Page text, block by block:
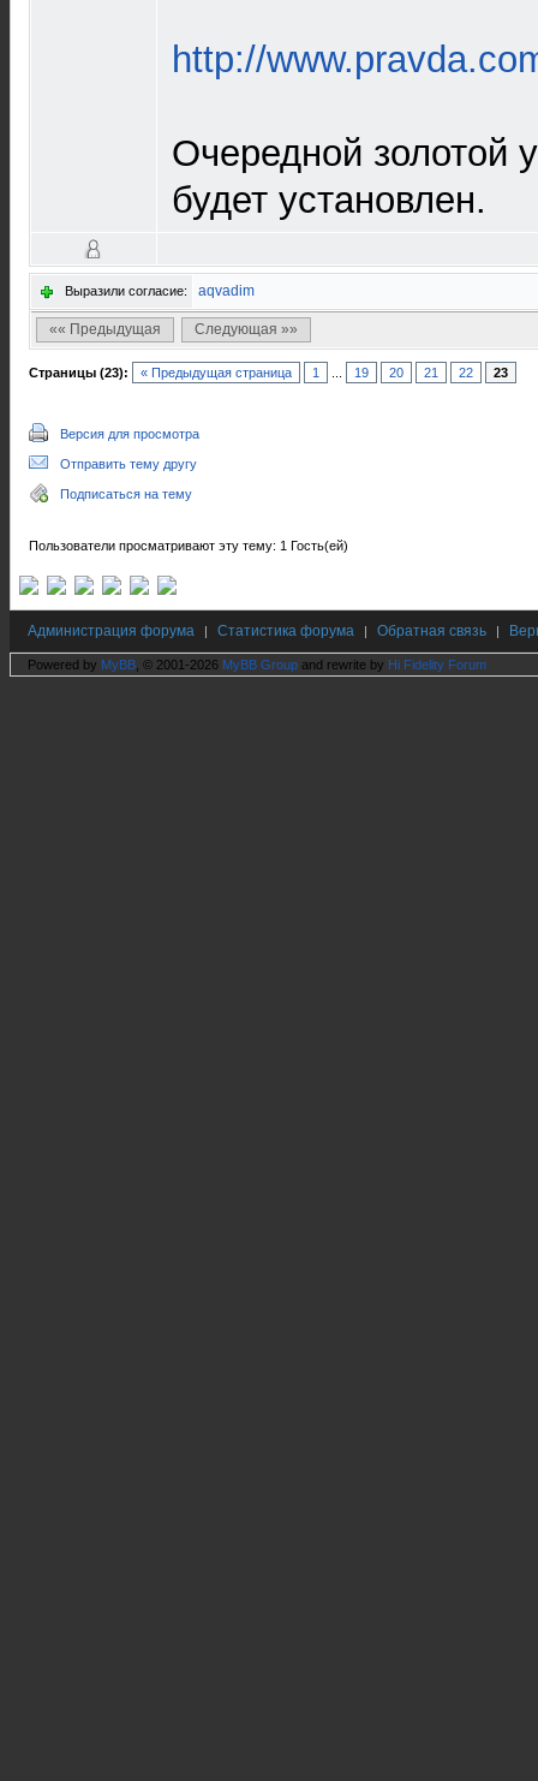
http://
Очередной золотой
будет установлен.
Выразили согласие: aqvadim
«« Предыдущая Следующая »»
Страницы (23): « Предыдущая страница 1 19 20 21 22 23
Версия для просмотра
Отправить тему другу
Подписаться на тему
Пользователи просматривают эту тему: 1 Гость(ей)
Администрация форума | Статистика форума | Обратная связь |
Powered by MyBB , © 2001-2026 MyBB Group and rewrite by Hi Fidelity Forum